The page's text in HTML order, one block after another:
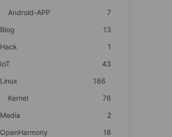
Android-APP
7
Blog
13
Hack
1
IoT
43
Linux
186
Kernel
76
Media
2
OpenHarmony
18